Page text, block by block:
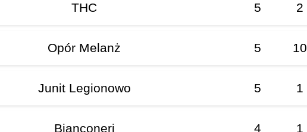
THC 5 2
Opór Melanż 5 10
Junit Legionowo 5 1
Bianconeri 4 1